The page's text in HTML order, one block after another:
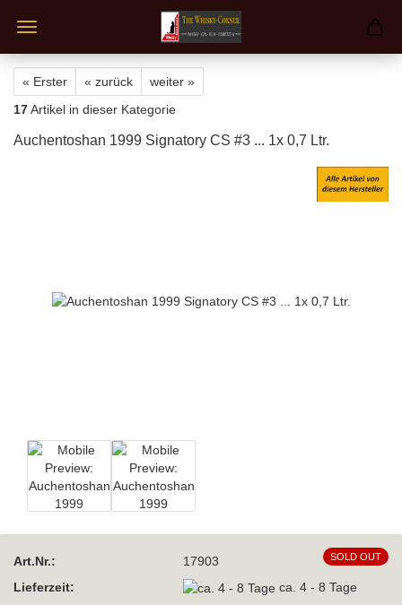
« Erster « zurück
weiter »
17Artikel in dieser Kategorie
Auchentoshan 1999 Signatory CS #3 ... 1x 0,7 Ltr.
SOLD OUT
Art.Nr.:
17903
Lieferzeit:
ca. 4 - 8 Tage